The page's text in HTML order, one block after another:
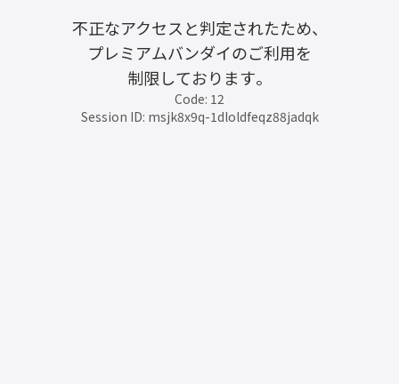
不正なアクセスと判定されたため、
プレミアムバンダイのご利用を
制限しております。
Code: 12
Session ID: msjk8x9q-1dloldfeqz88jadqk